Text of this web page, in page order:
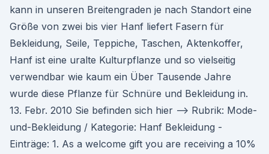
kann in unseren Breitengraden je nach Standort eine
Größe von zwei bis vier Hanf liefert Fasern für
Bekleidung, Seile, Teppiche, Taschen, Aktenkoffer,
Hanf ist eine uralte Kulturpflanze und so vielseitig
verwendbar wie kaum ein Über Tausende Jahre
wurde diese Pflanze für Schnüre und Bekleidung in.
13. Febr. 2010 Sie befinden sich hier --> Rubrik: Mode-
und-Bekleidung / Kategorie: Hanf Bekleidung -
Einträge: 1. As a welcome gift you are receiving a 10%